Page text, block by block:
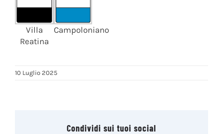
Villa
Reatina
Campoloniano
10 Luglio 2025
Condividi sui tuoi social